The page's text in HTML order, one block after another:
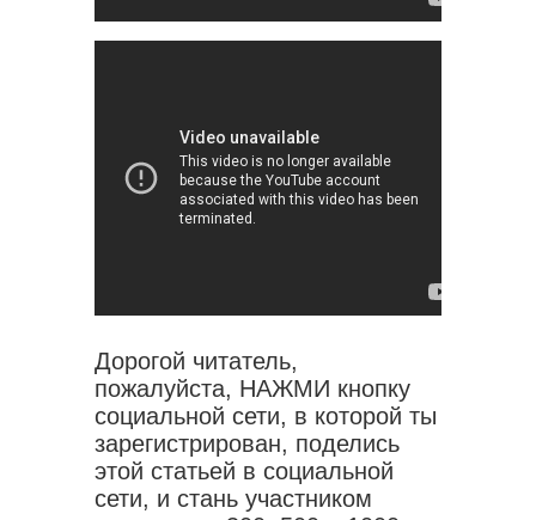
Дорогой читатель,
пожалуйста, НАЖМИ кнопку
социальной сети, в которой ты
зарегистрирован, поделись
этой статьей в социальной
сети, и стань участником